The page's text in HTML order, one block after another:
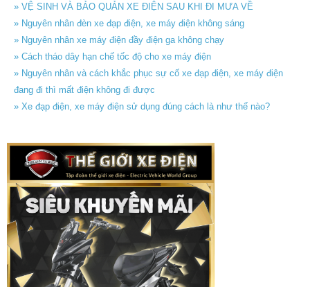
» VỆ SINH VÀ BẢO QUẢN XE ĐIỆN SAU KHI ĐI MƯA VỀ
» Nguyên nhân đèn xe đạp điện, xe máy điện không sáng
» Nguyên nhân xe máy điện đầy điện ga không chạy
» Cách tháo dây hạn chế tốc độ cho xe máy điện
» Nguyên nhân và cách khắc phục sự cố xe đạp điện, xe máy điện
đang đi thì mất điện không đi được
» Xe đạp điện, xe máy điện sử dụng đúng cách là như thế nào?